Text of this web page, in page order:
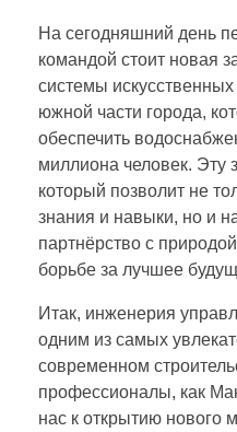
На сегодняшний день
командой стоит новая
системы
южной части города,
обеспечить
миллиона человек. Эту
который позволит не
знания и навыки, но и
партнёрство с
борьбе за лучшее
Итак, инженерия
одним из самых
современном
профессионалы, как
нас к открытию нового